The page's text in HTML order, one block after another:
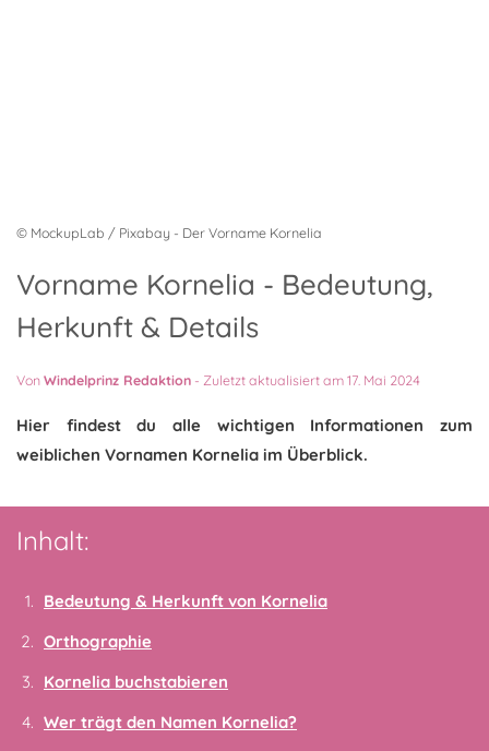
© MockupLab / Pixabay - Der Vorname Kornelia
Vorname Kornelia - Bedeutung,
Herkunft & Details
VonWindelprinz Redaktion - Zuletzt aktualisiert am 17. Mai 2024
Hier findest du alle wichtigen Informationen zum
weiblichen Vornamen Kornelia im Überblick.
Inhalt:
Bedeutung & Herkunft von Kornelia
Orthographie
Kornelia buchstabieren
Wer trägt den Namen Kornelia?